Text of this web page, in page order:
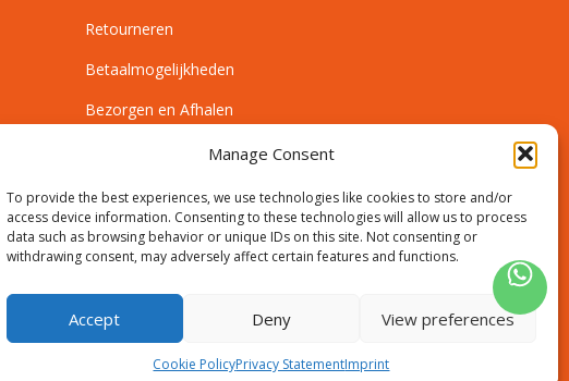
Manage Consent
To provide the best experiences, we use technologies like cookies to store and/or
access device information. Consenting to these technologies will allow us to process
data such as browsing behavior or unique IDs on this site. Not consenting or
withdrawing consent, may adversely affect certain features and functions.
Accept Deny View preferences
Cookie PolicyPrivacy StatementImprint
Retourneren
Betaalmogelijkheden
Bezorgen en Afhalen
Leveringsvoorwaarden
Montagevoorwaarden
Inmeetservice Voorwaarden